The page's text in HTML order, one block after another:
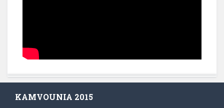
KAMVOUNIA 2015